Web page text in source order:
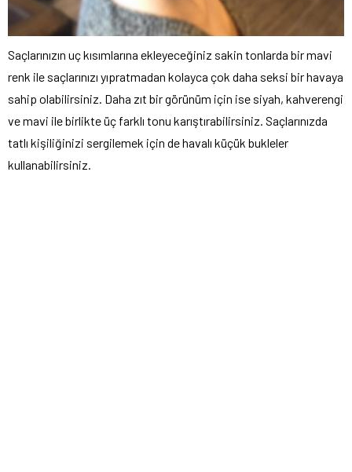
Saçlarınızın uç kısımlarına ekleyeceğiniz sakin tonlarda bir mavi
renk ile saçlarınızı yıpratmadan kolayca çok daha seksi bir havaya
sahip olabilirsiniz. Daha zıt bir görünüm için ise siyah, kahverengi
ve mavi ile birlikte üç farklı tonu karıştırabilirsiniz. Saçlarınızda
tatlı kişiliğinizi sergilemek için de havalı küçük bukleler
kullanabilirsiniz.